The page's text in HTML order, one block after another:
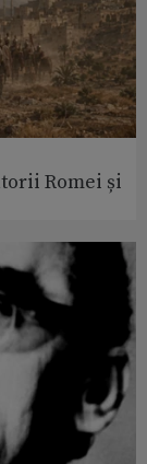
Romei și